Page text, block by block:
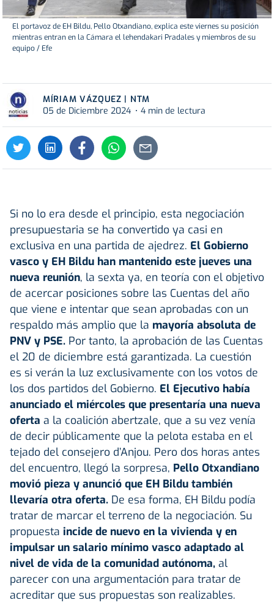
El portavoz de EH Bildu, Pello Otxandiano, explica este viernes su posición
mientras entran en la Cámara el lehendakari Pradales y miembros de su
equipo / Efe
MÍRIAM VÁZQUEZ | NTM
05 de Diciembre 2024
4 min de lectura
Si no lo era desde el principio, esta negociación
presupuestaria se ha convertido ya casi en
exclusiva en una partida de ajedrez. El Gobierno
vasco y EH Bildu han mantenido este jueves una
nueva reunión, la sexta ya, en teoría con el objetivo
de acercar posiciones sobre las Cuentas del año
que viene e intentar que sean aprobadas con un
respaldo más amplio que la mayoría absoluta de
PNV y PSE. Por tanto, la aprobación de las Cuentas
el 20 de diciembre está garantizada. La cuestión
es si verán la luz exclusivamente con los votos de
los dos partidos del Gobierno. El Ejecutivo había
anunciado el miércoles que presentaría una nueva
oferta a la coalición abertzale, que a su vez venía
de decir públicamente que la pelota estaba en el
tejado del consejero d’Anjou. Pero dos horas antes
del encuentro, llegó la sorpresa, Pello Otxandiano
movió pieza y anunció que EH Bildu también
llevaría otra oferta. De esa forma, EH Bildu podía
tratar de marcar el terreno de la negociación. Su
propuesta incide de nuevo en la vivienda y en
impulsar un salario mínimo vasco adaptado al
nivel de vida de la comunidad autónoma, al
parecer con una argumentación para tratar de
acreditar que sus propuestas son realizables.